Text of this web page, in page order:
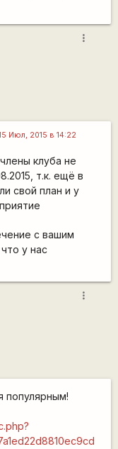
more_vert
Июл, 2015 в 14:22
клуба не
т.к. ещё в
свой план и у
с вашим
у нас
more_vert
популярным!